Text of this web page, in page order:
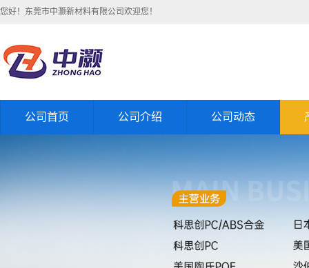
您好！东莞市中灏新材料有限公司欢迎您！
公司首页 公司介绍 公司动态